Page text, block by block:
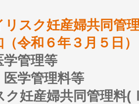
リスク妊産婦共同管
令和６年３月５日）
管理等
学管理料等
ク妊産婦共同管理料